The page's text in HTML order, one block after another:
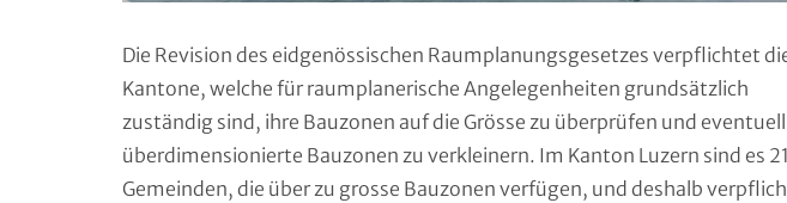
Die Revision des eidgenössischen Raumplanungsgesetzes verpflichtet
Kantone, welche für raumplanerische Angelegenheiten grundsätzlich
zuständig sind, ihre Bauzonen auf die Grösse zu überprüfen und eventuell
überdimensionierte Bauzonen zu verkleinern. Im Kanton Luzern sind es 21
Gemeinden, die über zu grosse Bauzonen verfügen, und deshalb